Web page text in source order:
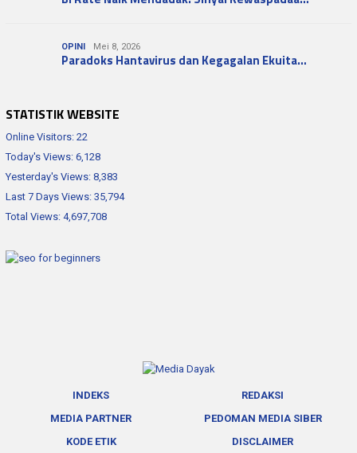
OPINI Mei 8, 2026
Paradoks Hantavirus dan Kegagalan Ekuita…
STATISTIK WEBSITE
Online Visitors: 22
Today's Views: 6,128
Yesterday's Views: 8,383
Last 7 Days Views: 35,794
Total Views: 4,697,708
INDEKS
REDAKSI
MEDIA PARTNER
PEDOMAN MEDIA SIBER
KODE ETIK
DISCLAIMER